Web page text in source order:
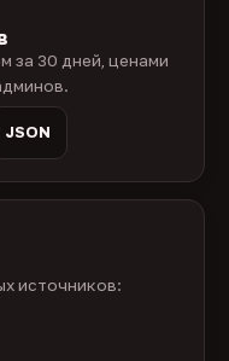
за 30 дней, ценами
JSON
источников: